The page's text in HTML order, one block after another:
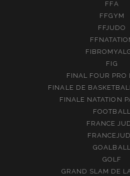
FFA
FFGYM
FFJUDO
FIG
FINAL FOUR PRO
FINALE DE
FINALE NATATION
FRANCE
GOLF
GRAND SLAM DE